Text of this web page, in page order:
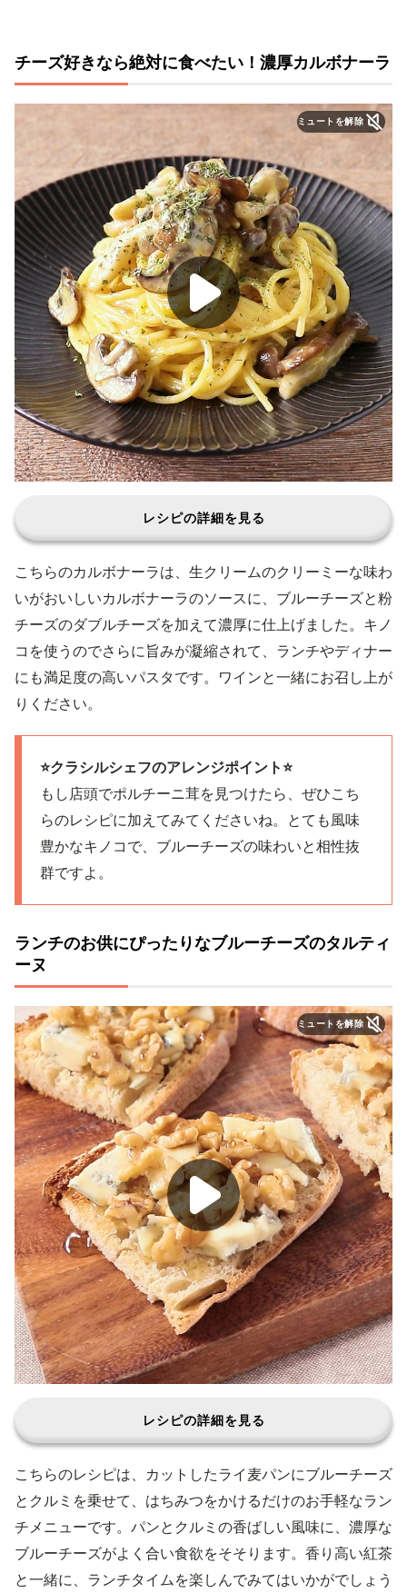
チーズ好きなら絶対に食べたい！濃厚カルボナーラ
ミュートを解除
レシピの詳細を見る
こちらのカルボナーラは、生クリームのクリーミーな味わ
いがおいしいカルボナーラのソースに、ブルーチーズと粉
チーズのダブルチーズを加えて濃厚に仕上げました。キノ
コを使うのでさらに旨みが凝縮されて、ランチやディナー
にも満足度の高いパスタです。ワインと一緒にお召し上が
りください。
⭐️クラシルシェフのアレンジポイント⭐️
もし店頭でポルチーニ茸を見つけたら、ぜひこち
らのレシピに加えてみてくださいね。とても風味
豊かなキノコで、ブルーチーズの味わいと相性抜
群ですよ。
ランチのお供にぴったりなブルーチーズのタルティ
ーヌ
ミュートを解除
レシピの詳細を見る
こちらのレシピは、カットしたライ麦パンにブルーチーズ
とクルミを乗せて、はちみつをかけるだけのお手軽なラン
チメニューです。パンとクルミの香ばしい風味に、濃厚な
ブルーチーズがよく合い食欲をそそります。香り高い紅茶
と一緒に、ランチタイムを楽しんでみてはいかがでしょう